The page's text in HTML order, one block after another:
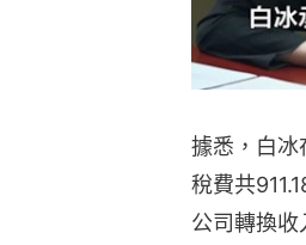
據悉，白
稅費共
公司轉換